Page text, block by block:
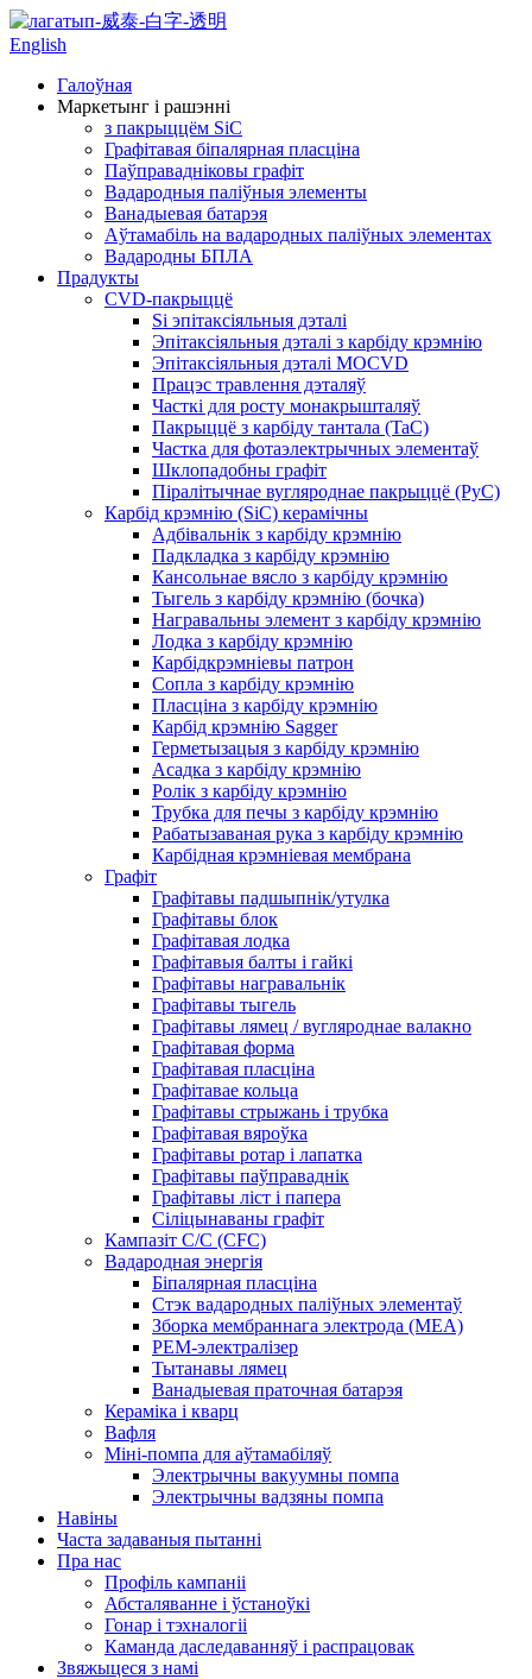
English
Галоўная
Маркетынг і рашэнні
з пакрыццём SiC
Графітавая біпалярная пласціна
Паўправадніковы графіт
Вадародныя паліўныя элементы
Ванадыевая батарэя
Аўтамабіль на вадародных паліўных элементах
Вадародны БПЛА
Прадукты
CVD-пакрыццё
Si эпітаксіяльныя дэталі
Эпітаксіяльныя дэталі з карбіду крэмнію
Эпітаксіяльныя дэталі MOCVD
Працэс травлення дэталяў
Часткі для росту монакрышталяў
Пакрыццё з карбіду тантала (TaC)
Частка для фотаэлектрычных элементаў
Шклопадобны графіт
Піралітычнае вугляроднае пакрыццё (PyC)
Карбід крэмнію (SiC) керамічны
Адбівальнік з карбіду крэмнію
Падкладка з карбіду крэмнію
Кансольнае вясло з карбіду крэмнію
Тыгель з карбіду крэмнію (бочка)
Награвальны элемент з карбіду крэмнію
Лодка з карбіду крэмнію
Карбідкрэмніевы патрон
Сопла з карбіду крэмнію
Пласціна з карбіду крэмнію
Карбід крэмнію Sagger
Герметызацыя з карбіду крэмнію
Асадка з карбіду крэмнію
Ролік з карбіду крэмнію
Трубка для печы з карбіду крэмнію
Рабатызаваная рука з карбіду крэмнію
Карбідная крэмніевая мембрана
Графіт
Графітавы падшыпнік/утулка
Графітавы блок
Графітавая лодка
Графітавыя балты і гайкі
Графітавы награвальнік
Графітавы тыгель
Графітавы лямец / вугляроднае валакно
Графітавая форма
Графітавая пласціна
Графітавае кольца
Графітавы стрыжань і трубка
Графітавая вяроўка
Графітавы ротар і лапатка
Графітавы паўправаднік
Графітавы ліст і папера
Сіліцынаваны графіт
Кампазіт C/C (CFC)
Вадародная энергія
Біпалярная пласціна
Стэк вадародных паліўных элементаў
Зборка мембраннага электрода (MEA)
PEM-электралізер
Тытанавы лямец
Ванадыевая праточная батарэя
Кераміка і кварц
Вафля
Міні-помпа для аўтамабіляў
Электрычны вакуумны помпа
Электрычны вадзяны помпа
Навіны
Часта задаваныя пытанні
Пра нас
Профіль кампаніі
Абсталяванне і ўстаноўкі
Гонар і тэхналогіі
Каманда даследаванняў і распрацовак
Звяжыцеся з намі